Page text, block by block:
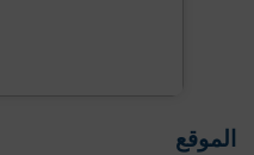
الموقع